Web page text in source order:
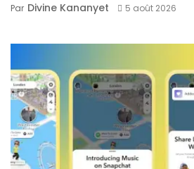
Par Divine Kananyet 5 août 2026